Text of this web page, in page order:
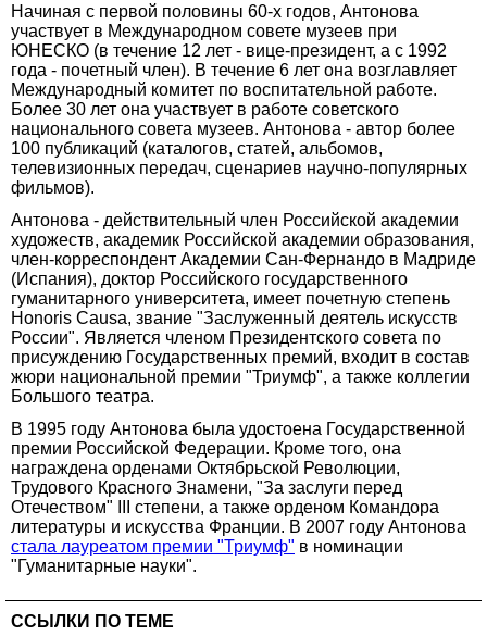
Начиная с первой половины 60-х годов, Антонова
участвует в Международном совете музеев при
ЮНЕСКО (в течение 12 лет - вице-президент, а с 1992
года - почетный член). В течение 6 лет она возглавляет
Международный комитет по воспитательной работе.
Более 30 лет она участвует в работе советского
национального совета музеев. Антонова - автор более
100 публикаций (каталогов, статей, альбомов,
телевизионных передач, сценариев научно-популярных
фильмов).
Антонова - действительный член Российской академии
художеств, академик Российской академии образования,
член-корреспондент Академии Сан-Фернандо в Мадриде
(Испания), доктор Российского государственного
гуманитарного университета, имеет почетную степень
Honoris Causa, звание "Заслуженный деятель искусств
России". Является членом Президентского совета по
присуждению Государственных премий, входит в состав
жюри национальной премии "Триумф", а также коллегии
Большого театра.
В 1995 году Антонова была удостоена Государственной
премии Российской Федерации. Кроме того, она
награждена орденами Октябрьской Революции,
Трудового Красного Знамени, "За заслуги перед
Отечеством" III степени, а также орденом Командора
литературы и искусства Франции. В 2007 году Антонова
стала лауреатом премии "Триумф" в номинации
"Гуманитарные науки".
ССЫЛКИ ПО ТЕМЕ